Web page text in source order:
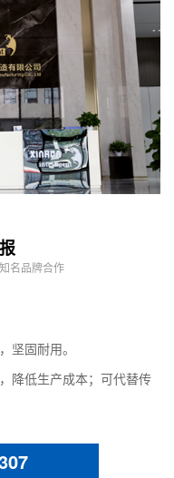
操作速度: ＜600次/分钟
最小吐出: 0.01 ml
电源: AC 220V ±10%
适用胶水: 三防漆
胶体流速: 1-20 ml/min
温控范围: 室温-150℃
定位精度: ±0.02 mm
旋转及±35°斜角点涂
名品牌合作
坚固耐用。
降低生产成本；可代替传